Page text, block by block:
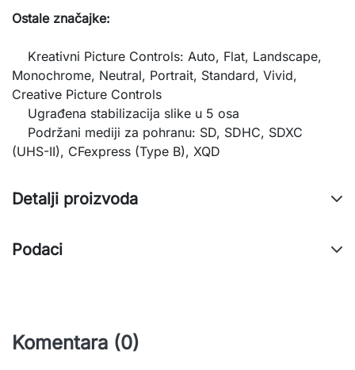
Ostale značajke:
Kreativni Picture Controls: Auto, Flat, Landscape,
Monochrome, Neutral, Portrait, Standard, Vivid,
Creative Picture Controls
Ugrađena stabilizacija slike u 5 osa
Podržani mediji za pohranu: SD, SDHC, SDXC
(UHS-II), CFexpress (Type B), XQD
Detalji proizvoda
Podaci
Komentara (0)